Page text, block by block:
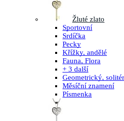
Žluté zlato
Sportovní
Srdíčka
Pecky
Křížky, andělé
Fauna, Flora
+ 3 další
Geometrický,
Měsíční znamení
Písmenka